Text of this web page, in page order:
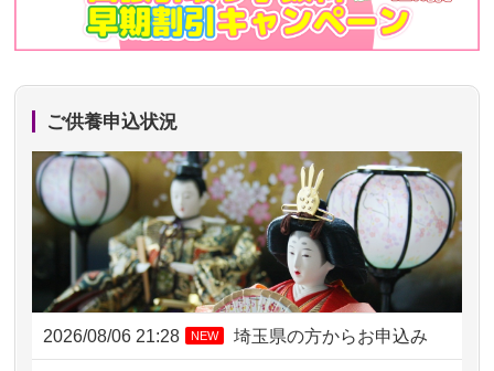
ご供養申込状況
2026/08/06 21:28 NEW 埼玉県の方からお申込み